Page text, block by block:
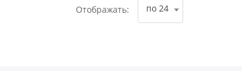
Отображать: по 24